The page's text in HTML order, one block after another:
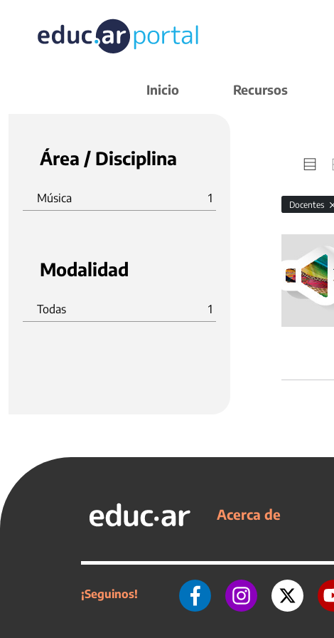
Inicio Recursos
Área / Disciplina
Música 1
Modalidad
Todas 1
Docentes
Acerca de
¡Seguinos!